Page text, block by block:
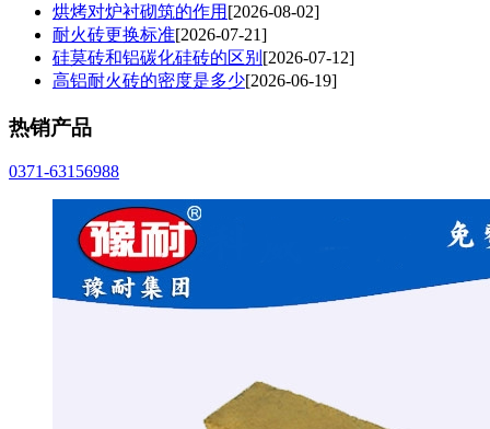
烘烤对炉衬砌筑的作用 [2026-08-02]
耐火砖更换标准[2026-07-21]
硅莫砖和铝碳化硅砖的区别 [2026-07-12]
高铝耐火砖的密度是多少[2026-06-19]
热销产品
0371-63156988